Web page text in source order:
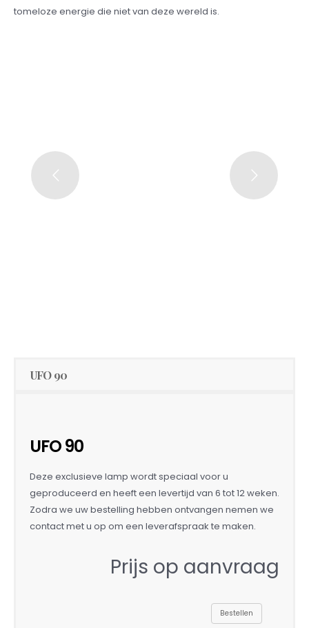
tomeloze energie die niet van deze wereld is.
UFO 90
UFO 90
Deze exclusieve lamp wordt speciaal voor u
geproduceerd en heeft een levertijd van 6 tot 12 weken.
Zodra we uw bestelling hebben ontvangen nemen we
contact met u op om een leverafspraak te maken.
Prijs op aanvraag
Bestellen